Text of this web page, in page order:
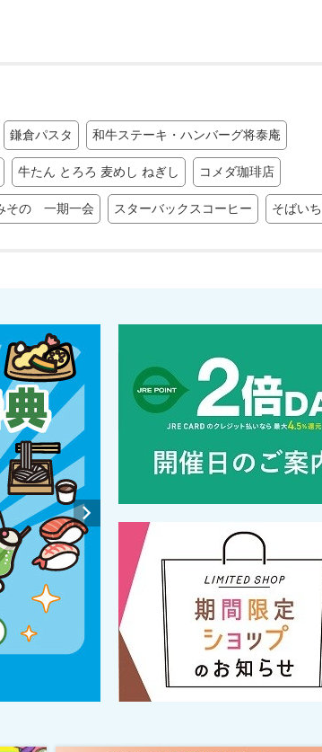
鎌倉パスタ 和牛ステーキ・ハンバーグ将泰庵
牛たん とろろ 麦めし ねぎし コメダ珈琲店
その 一期一会 スターバックスコーヒー そばいち